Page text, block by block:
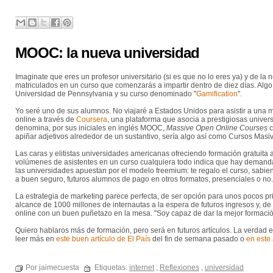
MOOC: la nueva universidad
Imaginate que eres un profesor universitario (si es que no lo eres ya) y de la
matriculados en un curso que comenzarás a impartir dentro de diez días.
Universidad de Pennsylvania y su curso denominado "Gamification".
Yo seré uno de sus alumnos. No viajaré a Estados Unidos para asistir a una
online a través de Coursera , una plataforma que asocia a prestigiosas
denomina, por sus iniciales en inglés MOOC, Massive Open Online Courses
apiñar adjetivos alrededor de un sustantivo, sería algo así como Cursos
Las caras y elitistas universidades americanas ofreciendo formación
volúmenes de asistentes en un curso cualquiera todo indica que hay
las universidades apuestan por el modelo freemium: te regalo el curso,
a buen seguro, futuros alumnos de pago en otros formatos, presenciales o no.
La estrategia de marketing parece perfecta, de ser opción para unos pocos
alcance de 1000 millones de internautas a la espera de futuros ingresos y,
online con un buen puñetazo en la mesa. "Soy capaz de dar la mejor
Quiero hablaros más de formación, pero será en futuros artículos. La
leer más en este buen artículo de El País del fin de semana pasado o en este
Por jaimecuesta Etiquetas: internet Reflexiones universidad